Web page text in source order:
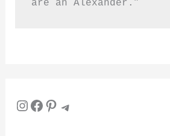
are an Alexander.”
InstagramFacebook Pinterest Telegram